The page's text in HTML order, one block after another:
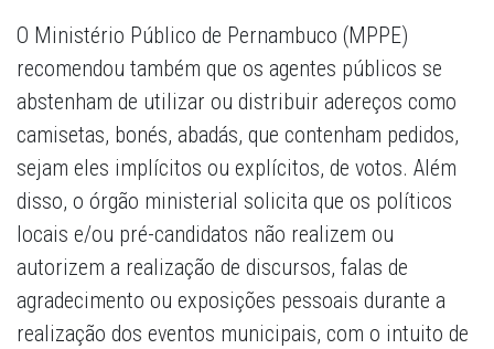
O Ministério Público de Pernambuco (MPPE)
recomendou também que os agentes públicos se
abstenham de utilizar ou distribuir adereços como
camisetas, bonés, abadás, que contenham pedidos,
sejam eles implícitos ou explícitos, de votos. Além
disso, o órgão ministerial solicita que os políticos
locais e/ou pré-candidatos não realizem ou
autorizem a realização de discursos, falas de
agradecimento ou exposições pessoais durante a
realização dos eventos municipais, com o intuito de